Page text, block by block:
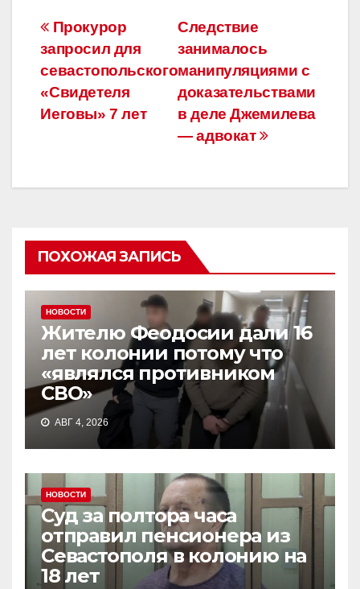
e
b
o
o
k
er
gr
a
m
а
в
и
ть
Навигация
по
записям
Следствие
занималось
манипуляциями с
доказательствами
в деле Джемилева
— адвокат
Прокурор
запросил для
севастопольского
«Свидетеля
Иеговы» 7 лет
ПОХОЖАЯ ЗАПИСЬ
НОВОСТИ
Жителю Феодосии дали 16
лет колонии потому что
«являлся противником
СВО»
АВГ 4, 2026
НОВОСТИ
Суд за полтора часа
отправил пенсионера из
Севастополя в колонию на
18 лет